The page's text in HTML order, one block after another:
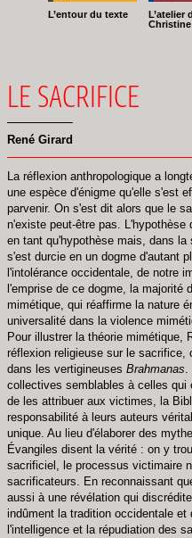
L’entour du texte
L’atelier
Christine
LE SACRIFICE
René Girard
La réflexion anthropologique a
une espèce d'énigme qu'elle s'est
parvenir. On s'est dit alors que le
n'existe peut-être pas.
en tant qu'hypothèse mais, dans la
s'est durcie en un dogme d'autant
l'intolérance occidentale, de notre
l'emprise de ce dogme, la majorité
mimétique, qui réaffirme la nature
universalité dans la violence
Pour illustrer la théorie mimétique,
réflexion religieuse sur le sacrifice,
dans les vertigineuses Brahmanas.
collectives semblables à celles
de les attribuer aux victimes, la
responsabilité à leurs auteurs
unique. Au lieu d'élaborer des
Évangiles disent la vérité : on y
sacrificiel, le processus victimaire
sacrificateurs. En reconnaissant
aussi à une révélation qui
indûment la tradition occidentale et
l'intelligence et la répudiation des